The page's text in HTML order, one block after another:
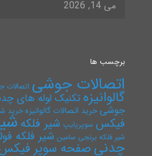
می 14, 2026
برچسب ها
اتصالات جوشی
گالوانیزهتکنیک لوله های
جوشیخرید اتصالات گالوانیزه خرید
فیکس سوپرپایپ شیر فلکه
شیر فلکه برنجی سامین شیر فلکه
چدنیصفحه سوپر